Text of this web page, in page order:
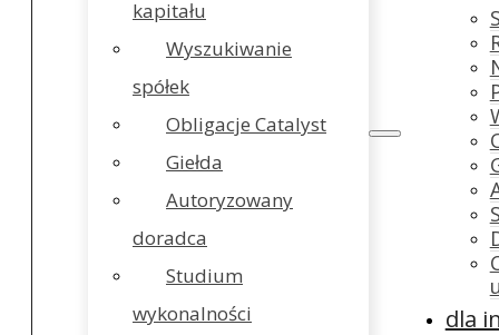
kapitału
Wyszukiwanie
spółek
Obligacje Catalyst
Giełda
Autoryzowany
doradca
Studium
wykonalności
dla